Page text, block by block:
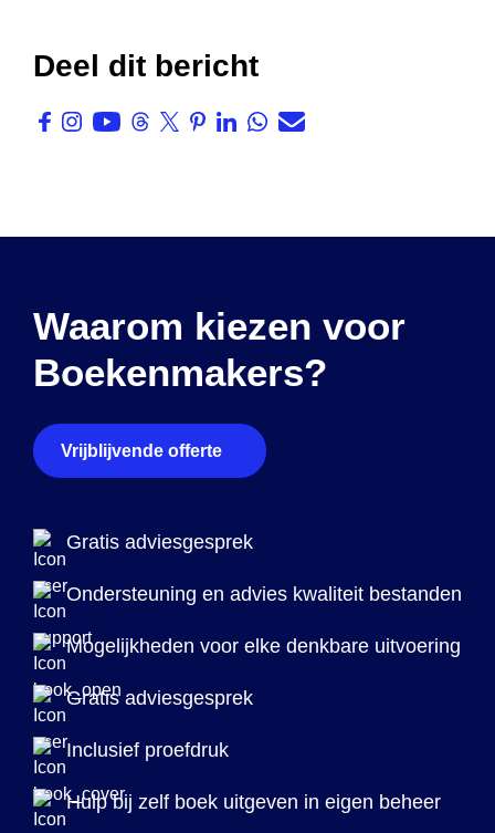
Deel dit bericht
Waarom kiezen voor
Boekenmakers?
Vrijblijvende offerte
Gratis adviesgesprek
Ondersteuning en advies kwaliteit bestanden
Mogelijkheden voor elke denkbare uitvoering
Gratis adviesgesprek
Inclusief proefdruk
Hulp bij zelf boek uitgeven in eigen beheer